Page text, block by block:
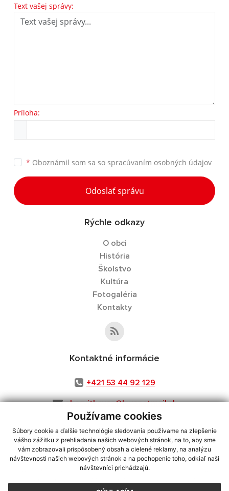
Používame cookies
Súbory cookie a ďalšie technológie sledovania používame na zlepšenie
vášho zážitku z prehliadania našich webových stránok, na to, aby sme
vám zobrazovali prispôsobený obsah a cielené reklamy, na analýzu
návštevnosti našich webových stránok a na pochopenie toho, odkiaľ naši
návštevníci prichádzajú.
Text vašej správy:
Príloha:
* Oboznámil som sa so spracúvaním osobných údajov
Odoslať správu
Rýchle odkazy
O obci
História
Školstvo
Kultúra
Fotogaléria
Kontakty
Kontaktné informácie
+421 53 44 92 129
obecvitkovce@levonetmail.sk
využite možnosť získavania aktuálnych informácií s využitím RSS
CMS systém (redakčný) systém ECHELON 2,Mapa stránok,web portál
webex.digital, s.r.o.,domény,registrácia domény